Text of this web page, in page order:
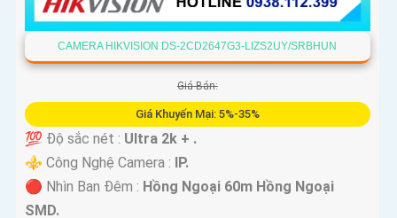
CAMERA HIKVISION DS-2CD2647G3-LIZS2UY/SRBHUN
Giá Bán:
Giá Khuyến Mại: 5%-35%
💯 Độ sắc nét : Ultra 2k + .
⚜️ Công Nghệ Camera : IP.
🔴 Nhìn Ban Đêm : Hồng Ngoại 60m Hồng Ngoại
SMD.